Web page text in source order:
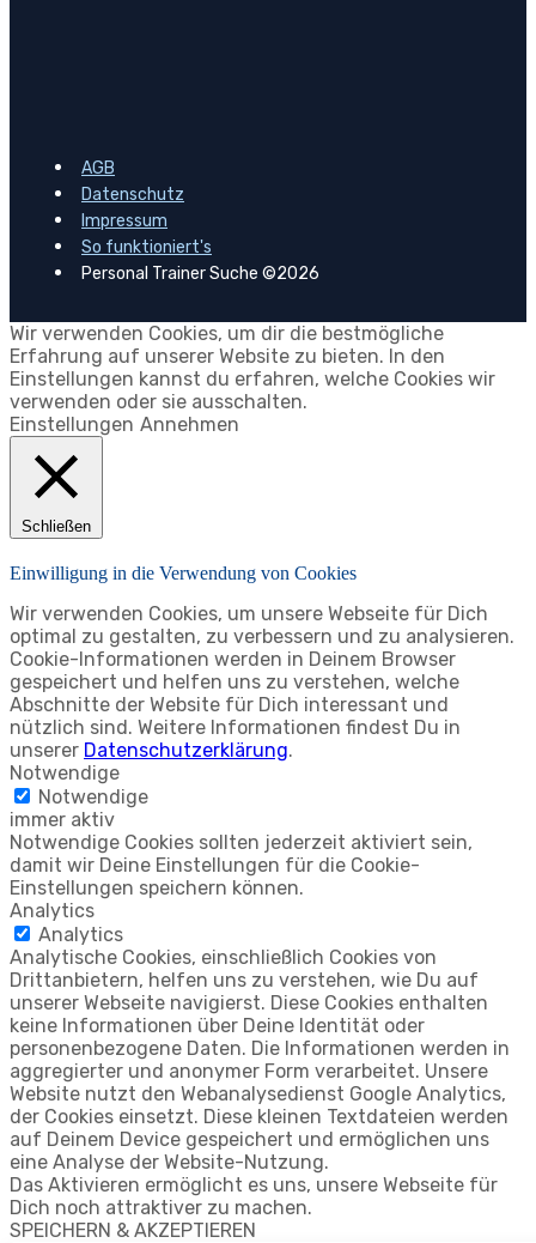
AGB
Datenschutz
Impressum
So funktioniert's
Personal Trainer Suche ©2026
Wir verwenden Cookies, um dir die bestmögliche
Erfahrung auf unserer Website zu bieten. In den
Einstellungen kannst du erfahren, welche Cookies wir
verwenden oder sie ausschalten.
Einstellungen Annehmen
Schließen
Einwilligung in die Verwendung von Cookies
Wir verwenden Cookies, um unsere Webseite für Dich
optimal zu gestalten, zu verbessern und zu analysieren.
Cookie-Informationen werden in Deinem Browser
gespeichert und helfen uns zu verstehen, welche
Abschnitte der Website für Dich interessant und
nützlich sind. Weitere Informationen findest Du in
unserer Datenschutzerklärung.
Notwendige
Notwendige
immer aktiv
Notwendige Cookies sollten jederzeit aktiviert sein,
damit wir Deine Einstellungen für die Cookie-
Einstellungen speichern können.
Analytics
Analytics
Analytische Cookies, einschließlich Cookies von
Drittanbietern, helfen uns zu verstehen, wie Du auf
unserer Webseite navigierst. Diese Cookies enthalten
keine Informationen über Deine Identität oder
personenbezogene Daten. Die Informationen werden in
aggregierter und anonymer Form verarbeitet. Unsere
Website nutzt den Webanalysedienst Google Analytics,
der Cookies einsetzt. Diese kleinen Textdateien werden
auf Deinem Device gespeichert und ermöglichen uns
eine Analyse der Website-Nutzung.
Das Aktivieren ermöglicht es uns, unsere Webseite für
Dich noch attraktiver zu machen.
SPEICHERN & AKZEPTIEREN